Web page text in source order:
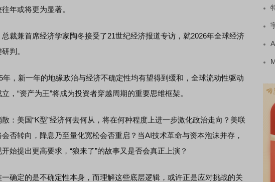
年或将更为显著。
兼首席经济学家陶冬接受了21世纪经济报道专访，就2026年全球经济
判。
新一年的地缘政治与经济不确定性均有望得到缓和，全球流动性驱动
，“资产为王”将成为投资者穿越周期的重要思维框架。
美国“K型”经济何去何从，将在何种程度上进一步激化政治走向？美联
否转向，降息乃至量化宽松会否重启？当AI技术革命与资本泡沫并存，
始提出更高要求，“狼来了”的故事又是否会真正上演？
定的是不确定性本身，而理解这些底层逻辑，或许正是应对挑战的关